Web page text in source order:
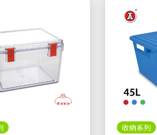
收納系列